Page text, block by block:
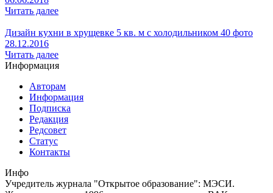
Читать далее
Дизайн кухни в хрущевке 5 кв. м с холодильником 40 фото
28.12.2016
Читать далее
Информация
Авторам
Информация
Подписка
Редакция
Редсовет
Статус
Контакты
Инфо
Учредитель журнала "Открытое образование": МЭСИ.